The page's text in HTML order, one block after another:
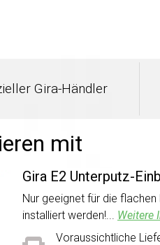
Gira-Händler
mit
Gira E2 Unterputz-
Nur geeignet für die
installiert werden!... Weitere
Voraussichtliche